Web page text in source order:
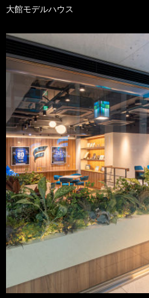
大館モデルハウス